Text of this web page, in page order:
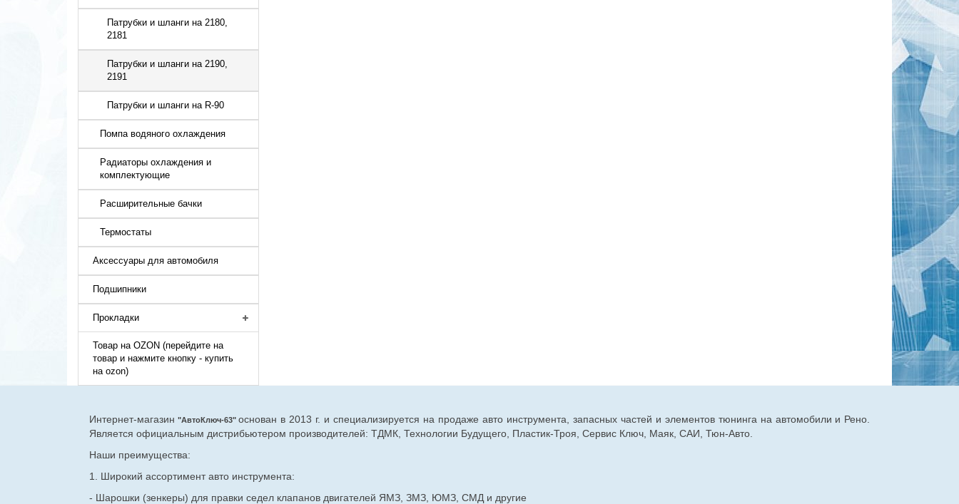
Патрубки и шланги на 2180,
2181
Патрубки и шланги на 2190,
2191
Патрубки и шланги на R-90
Помпа водяного охлаждения
Радиаторы охлаждения и
комплектующие
Расширительные бачки
Термостаты
Аксессуары для автомобиля
Подшипники
Прокладки
Товар на OZON (перейдите на
товар и нажмите кнопку - купить
на ozon)
Интернет-магазин "АвтоКлюч-63"основан в 2013 г. и специализируется на продаже авто инструмента, запасных частей и элементов тюнинга на автомобили и Рено.
Является официальным дистрибьютером производителей: ТДМК, Технологии Будущего, Пластик-Троя, Сервис Ключ, Маяк, САИ, Тюн-Авто.
Наши преимущества:
1. Широкий ассортимент авто инструмента:
- Шарошки (зенкеры) для правки седел клапанов двигателей ЯМЗ, ЗМЗ, ЮМЗ, СМД и другие